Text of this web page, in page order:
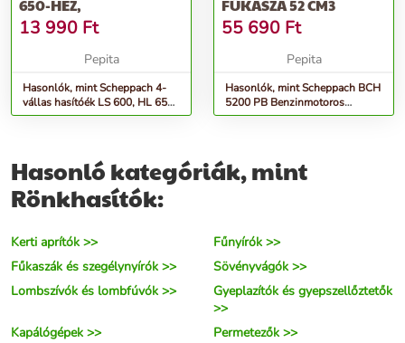
650-HEZ,
13 990 Ft
Pepita
Hasonlók, mint Scheppach 4-
vállas hasítóék LS 600, HL 650-
hez,
FŰKASZA 52 CM3
55 690 Ft
Pepita
Hasonlók, mint Scheppach BCH
5200 PB Benzinmotoros
fűkasza 52 cm3
Hasonló kategóriák, mint
Rönkhasítók:
Kerti aprítók >>
Fűnyírók >>
Fűkaszák és szegélynyírók >>
Sövényvágók >>
Lombszívók és lombfúvók >>
Gyeplazítók és gyepszellőztetők
>>
Kapálógépek >>
Permetezők >>